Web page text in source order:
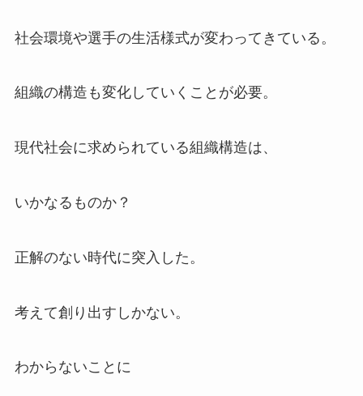
社会環境や選手の生活様式が変わってきている。
組織の構造も変化していくことが必要。
現代社会に求められている組織構造は、
いかなるものか？
正解のない時代に突入した。
考えて創り出すしかない。
わからないことに